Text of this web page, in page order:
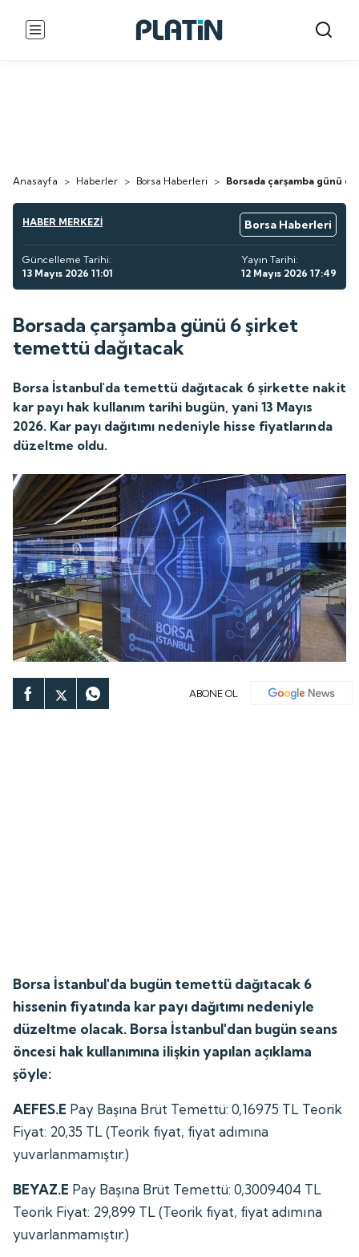
Anasayfa > Haberler > Borsa Haberleri > Borsada çarşamba günü
HABER MERKEZİ Borsa Haberleri
Güncelleme Tarihi:
13 Mayıs 2026 11:01
Yayın Tarihi:
12 Mayıs 2026 17:49
Borsada çarşamba günü 6 şirket
temettü dağıtacak
Borsa İstanbul'da temettü dağıtacak 6 şirkette nakit
kar payı hak kullanım tarihi bugün, yani 13 Mayıs
2026. Kar payı dağıtımı nedeniyle hisse fiyatlarında
düzeltme oldu.
ABONE OL
Borsa İstanbul'da bugün temettü dağıtacak 6
hissenin fiyatında kar payı dağıtımı nedeniyle
düzeltme olacak. Borsa İstanbul'dan bugün seans
öncesi hak kullanımına ilişkin yapılan açıklama
şöyle:
AEFES.E Pay Başına Brüt Temettü: 0,16975 TL Teorik
Fiyat: 20,35 TL (Teorik fiyat, fiyat adımına
yuvarlanmamıştır.)
BEYAZ.E Pay Başına Brüt Temettü: 0,3009404 TL
Teorik Fiyat: 29,899 TL (Teorik fiyat, fiyat adımına
yuvarlanmamıştır.)